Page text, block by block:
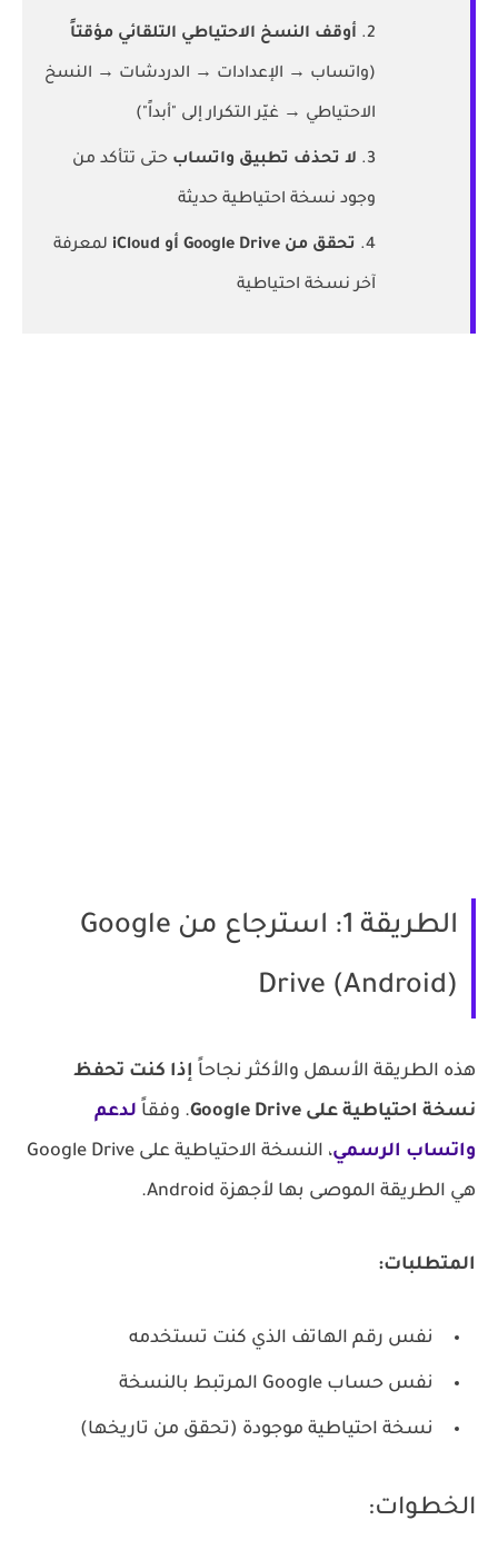
أوقف النسخ الاحتياطي التلقائي مؤقتاً
(واتساب → الإعدادات → الدردشات → النسخ
الاحتياطي → غيّر التكرار إلى "أبداً")
لا تحذف تطبيق واتسابحتى تتأكد من
وجود نسخة احتياطية حديثة
تحقق من Google Drive أو iCloud لمعرفة
آخر نسخة احتياطية
الطريقة 1: استرجاع من Google
Drive (Android)
هذه الطريقة الأسهل والأكثر نجاحاًإذا كنت تحفظ
نسخة احتياطية على Google Drive
. وفقاًلدعم
واتساب الرسمي
، النسخة الاحتياطية على Google Drive
هي الطريقة الموصى بها لأجهزة Android.
المتطلبات:
نفس رقم الهاتف الذي كنت تستخدمه
نفس حساب Google المرتبط بالنسخة
نسخة احتياطية موجودة (تحقق من تاريخها)
الخطوات: